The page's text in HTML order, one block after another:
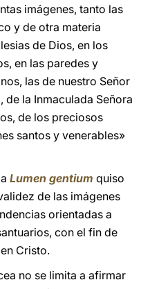
imágenes, tanto las
y de otra materia
de Dios, en los
en las paredes y
las de nuestro Señor
la Inmaculada Señora
de los preciosos
santos y venerables»
Lumen gentium quiso
de las imágenes
orientadas a
con el fin de
Cristo.
no se limita a afirmar